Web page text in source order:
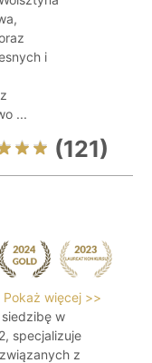
i
...
(121)
Pokaż więcej >>
siedzibę w
specjalizuje
z